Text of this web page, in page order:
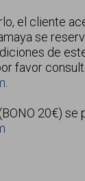
el cliente
se
de
favor
20€)